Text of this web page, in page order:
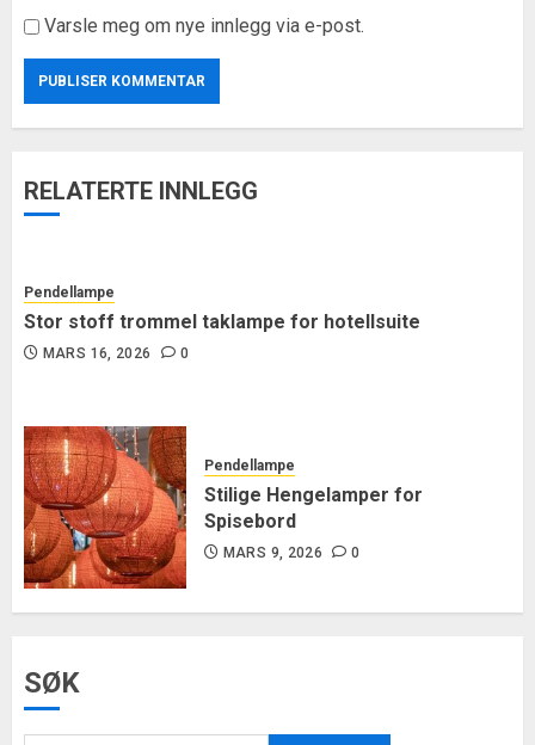
Varsle meg om nye innlegg via e-post.
RELATERTE INNLEGG
Pendellampe
Stor stoff trommel taklampe for hotellsuite
MARS 16, 2026 0
Pendellampe
Stilige Hengelamper for
Spisebord
MARS 9, 2026 0
SØK